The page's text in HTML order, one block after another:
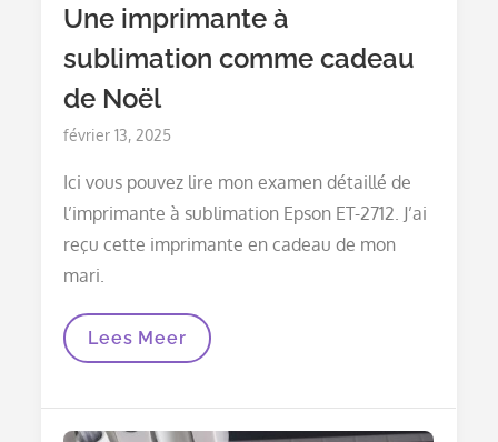
Une imprimante à
sublimation comme cadeau
de Noël
Posted
février 13, 2025
Ici vous pouvez lire mon examen détaillé de
l’imprimante à sublimation Epson ET-2712. J’ai
reçu cette imprimante en cadeau de mon
mari.
Une
Imprimante
Comme
Cadeau
Lees Meer